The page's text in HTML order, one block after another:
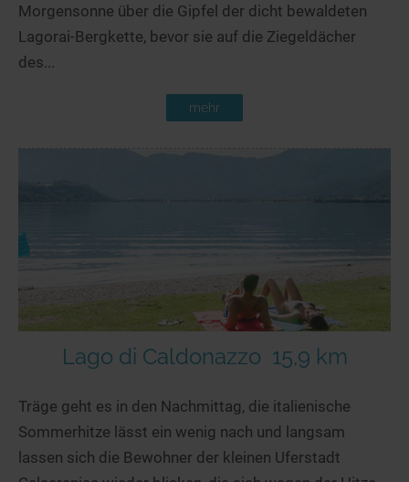
Morgensonne über die Gipfel der dicht bewaldeten
Lagorai-Bergkette, bevor sie auf die Ziegeldächer
des...
mehr
Lago di Caldonazzo 15,9 km
Träge geht es in den Nachmittag, die italienische
Sommerhitze lässt ein wenig nach und langsam
lassen sich die Bewohner der kleinen Uferstadt